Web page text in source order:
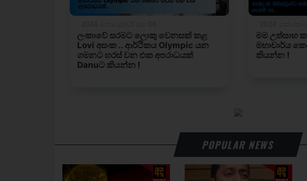
POPULAR NEWS